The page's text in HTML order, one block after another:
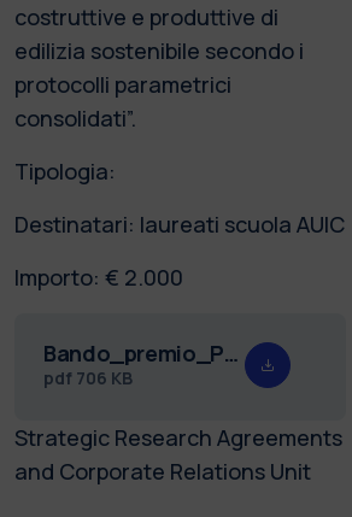
costruttive e produttive di
edilizia sostenibile secondo i
protocolli parametrici
consolidati”.
Tipologia:
Destinatari: laureati scuola AUIC
Importo: € 2.000
Bando_premio_Passerini_26.pdf
pdf 706 KB
Strategic Research Agreements
and Corporate Relations Unit